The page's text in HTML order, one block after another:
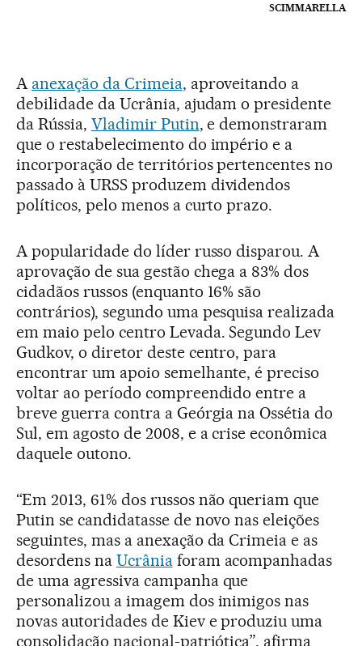
SCIMMARELLA
A anexação da Crimeia, aproveitando a
debilidade da Ucrânia, ajudam o presidente
da Rússia, Vladimir Putin, e demonstraram
que o restabelecimento do império e a
incorporação de territórios pertencentes no
passado à URSS produzem dividendos
políticos, pelo menos a curto prazo.
A popularidade do líder russo disparou. A
aprovação de sua gestão chega a 83% dos
cidadãos russos (enquanto 16% são
contrários), segundo uma pesquisa realizada
em maio pelo centro Levada. Segundo Lev
Gudkov, o diretor deste centro, para
encontrar um apoio semelhante, é preciso
voltar ao período compreendido entre a
breve guerra contra a Geórgia na Ossétia do
Sul, em agosto de 2008, e a crise econômica
daquele outono.
“Em 2013, 61% dos russos não queriam que
Putin se candidatasse de novo nas eleições
seguintes, mas a anexação da Crimeia e as
desordens na Ucrâniaforam acompanhadas
de uma agressiva campanha que
personalizou a imagem dos inimigos nas
novas autoridades de Kiev e produziu uma
consolidação nacional-patriótica”, afirma